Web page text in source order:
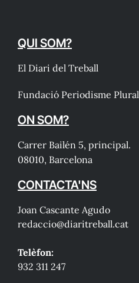
QUI SOM?
El Diari del Treball
Fundació Periodisme Plural
ON SOM?
Carrer Bailén 5, principal.
08010, Barcelona
CONTACTA'NS
Joan Cascante Agudo
redaccio@diaritreball.cat
Telèfon:
932 311 247